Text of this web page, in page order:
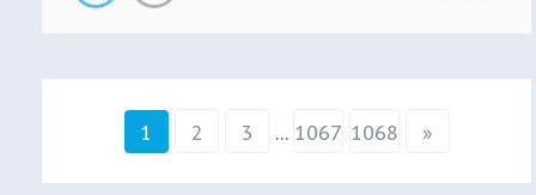
1 2 3 ... 1067 1068 »